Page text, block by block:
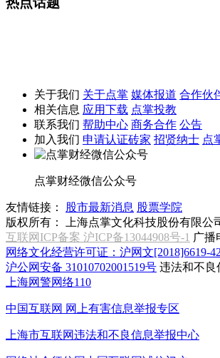
关于我们 关于点掌 媒体报道 合作伙
相关信息 应用下载 点掌投教
联系我们 帮助中心 商务合作 公告
加入我们 申请认证砖家 招贤纳士 点
点掌财经微信公众号
友情链接： 股市最新消息 股票学院
版权所有：
上海点掌文化科技股份有限公
互联网ICP备案 沪ICP备13044908号-1 广播
网络文化经营许可证：沪网文[2018]6619-
沪公网安备 31010702001519号 违法和不良
上海网警网络110
中国互联网 网上有害信息举报专区
上海市互联网违法和不良信息举报中心